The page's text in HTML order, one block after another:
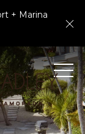
+ Marina